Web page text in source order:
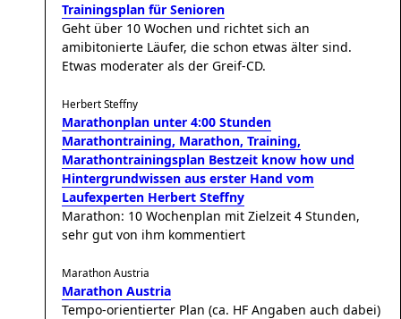
Trainingsplan für Senioren
Geht über 10 Wochen und richtet sich an
amibitonierte Läufer, die schon etwas älter sind.
Etwas moderater als der Greif-CD.
Herbert Steffny
Marathonplan unter 4:00 Stunden
Marathontraining, Marathon, Training,
Marathontrainingsplan Bestzeit know how und
Hintergrundwissen aus erster Hand vom
Laufexperten Herbert Steffny
Marathon: 10 Wochenplan mit Zielzeit 4 Stunden,
sehr gut von ihm kommentiert
Marathon Austria
Marathon Austria
Tempo-orientierter Plan (ca. HF Angaben auch dabei)